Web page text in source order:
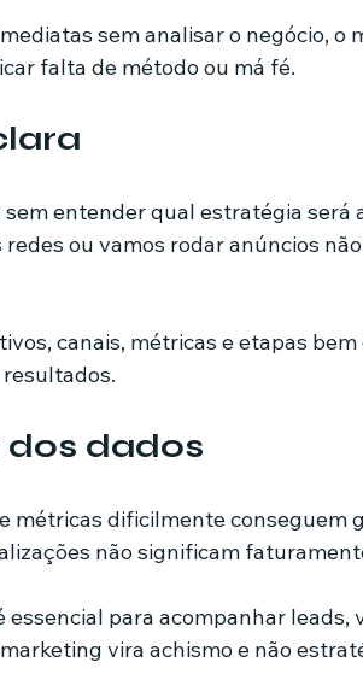
sem analisar o negócio, o
falta de método ou má fé.
entender qual estratégia será
ou vamos rodar anúncios
canais, métricas e etapas
dados
métricas dificilmente conseguem
não significam
essencial para acompanhar leads,
vira achismo e não